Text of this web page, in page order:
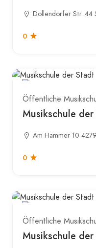
Dollendorfer Str. 44
0
Öffentliche
Musikschule
Am Hammer 10
0
Öffentliche
Musikschule